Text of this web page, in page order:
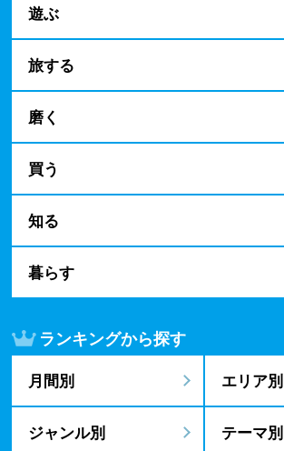
遊ぶ
旅する
磨く
買う
知る
暮らす
ランキングから探す
月間別 エリア別
ジャンル別 テーマ別